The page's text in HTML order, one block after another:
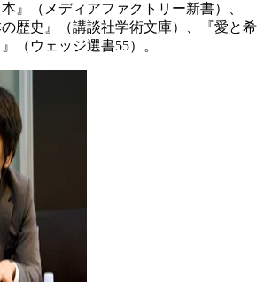
』（メディアファクトリー新書）、
の歴史』（講談社学術文庫）、『愛と希
（ウェッジ選書55）。